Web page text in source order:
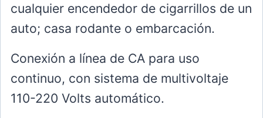
cualquier encendedor de cigarrillos de un
auto; casa rodante o embarcación.
Conexión a línea de CA para uso
continuo, con sistema de multivoltaje
110-220 Volts automático.